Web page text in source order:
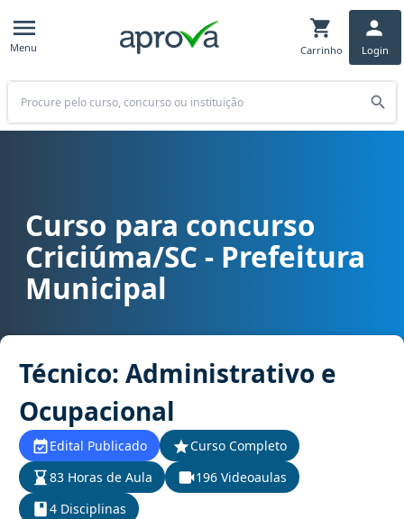
Menu Carrinho Login
Buscar
Curso para concurso Criciúma/SC - Prefeitura Municipal cargo
Curso para concurso
Criciúma/SC - Prefeitura
Municipal
Técnico: Administrativo e
Ocupacional
Edital Publicado
Curso Completo
83 Horas de Aula
196 Videoaulas
4 Disciplinas